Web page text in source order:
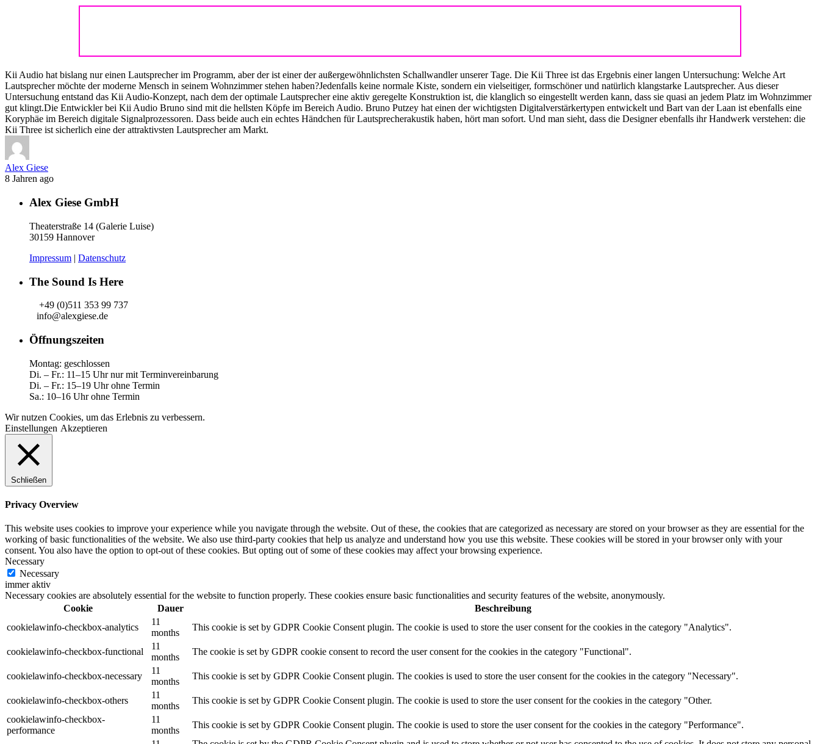
Kii Audio hat bislang nur einen Lautsprecher im Programm, aber der ist einer der außergewöhnlichsten Schallwandler unserer Tage. Die Kii Three ist das Ergebnis einer langen Untersuchung: Welche Art
Lautsprecher möchte der moderne Mensch in seinem Wohnzimmer stehen haben?Jedenfalls keine normale Kiste, sondern ein vielseitiger, formschöner und natürlich klangstarke Lautsprecher. Aus dieser
Untersuchung entstand das Kii Audio-Konzept, nach dem der optimale Lautsprecher eine aktiv geregelte Konstruktion ist, die klanglich so eingestellt werden kann, dass sie quasi an jedem Platz im Wohnzimmer
gut klingt.Die Entwickler bei Kii Audio Bruno sind mit die hellsten Köpfe im Bereich Audio. Bruno Putzey hat einen der wichtigsten Digitalverstärkertypen entwickelt und Bart van der Laan ist ebenfalls eine
Koryphäe im Bereich digitale Signalprozessoren. Dass beide auch ein echtes Händchen für Lautsprecherakustik haben, hört man sofort. Und man sieht, dass die Designer ebenfalls ihr Handwerk verstehen: die
Kii Three ist sicherlich eine der attraktivsten Lautsprecher am Markt.
Alex Giese
8 Jahren ago
Alex Giese GmbH
Theaterstraße 14 (Galerie Luise)
30159 Hannover
Impressum | Datenschutz
The Sound Is Here
+49 (0)511 353 99 737
info@alexgiese.de
Öffnungszeiten
Montag: geschlossen
Di. – Fr.: 11–15 Uhr nur mit Terminvereinbarung
Di. – Fr.: 15–19 Uhr ohne Termin
Sa.: 10–16 Uhr ohne Termin
Wir nutzen Cookies, um das Erlebnis zu verbessern.
Einstellungen Akzeptieren
Schließen
Privacy Overview
This website uses cookies to improve your experience while you navigate through the website. Out of these, the cookies that are categorized as necessary are stored on your browser as they are essential for the
working of basic functionalities of the website. We also use third-party cookies that help us analyze and understand how you use this website. These cookies will be stored in your browser only with your
consent. You also have the option to opt-out of these cookies. But opting out of some of these cookies may affect your browsing experience.
Necessary
Necessary
immer aktiv
Necessary cookies are absolutely essential for the website to function properly. These cookies ensure basic functionalities and security features of the website, anonymously.
Cookie
Dauer
Beschreibung
cookielawinfo-checkbox-analytics
11
months
This cookie is set by GDPR Cookie Consent plugin. The cookie is used to store the user consent for the cookies in the category "Analytics".
cookielawinfo-checkbox-functional
11
months
The cookie is set by GDPR cookie consent to record the user consent for the cookies in the category "Functional".
cookielawinfo-checkbox-necessary
11
months
This cookie is set by GDPR Cookie Consent plugin. The cookies is used to store the user consent for the cookies in the category "Necessary".
cookielawinfo-checkbox-others
11
months
This cookie is set by GDPR Cookie Consent plugin. The cookie is used to store the user consent for the cookies in the category "Other.
cookielawinfo-checkbox-
performance
11
months
This cookie is set by GDPR Cookie Consent plugin. The cookie is used to store the user consent for the cookies in the category "Performance".